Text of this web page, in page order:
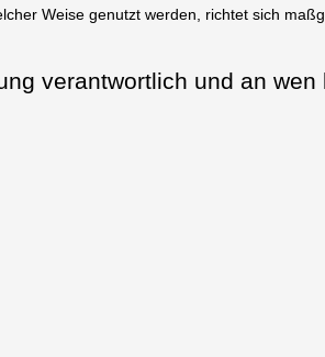
Weise genutzt werden, richtet sich
verantwortlich und an wen